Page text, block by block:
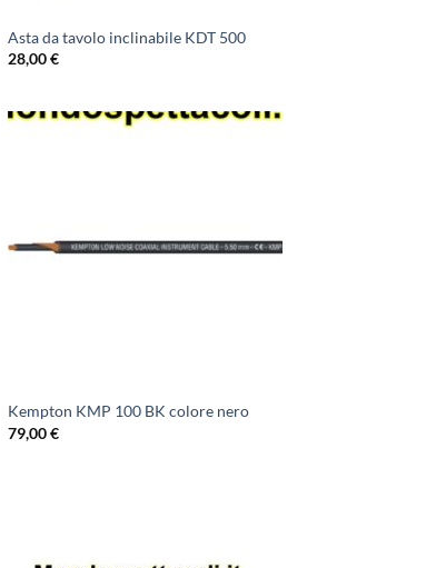
Asta da tavolo inclinabile KDT 500
28,00€
Kempton KMP 100 BK colore nero
79,00€